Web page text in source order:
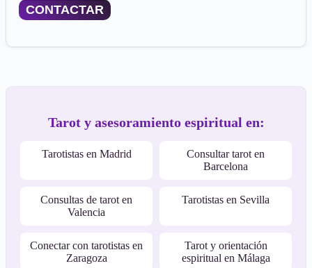
CONTACTAR
Tarot y asesoramiento espiritual en:
Tarotistas en Madrid
Consultar tarot en
Barcelona
Consultas de tarot en
Valencia
Tarotistas en Sevilla
Conectar con tarotistas en
Zaragoza
Tarot y orientación
espiritual en Málaga